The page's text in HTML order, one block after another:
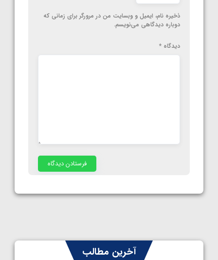
ذخیره نام، ایمیل و وبسایت من در مرورگر برای زمانی که
دوباره دیدگاهی می‌نویسم.
دیدگاه *
آخرین مطالب